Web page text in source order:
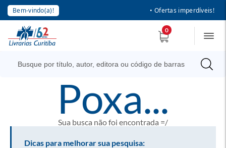
Bem-vindo(a)! • Ofertas imperdíveis!
0
poxa...
Sua busca não foi encontrada =/
Dicas para melhorar sua pesquisa: